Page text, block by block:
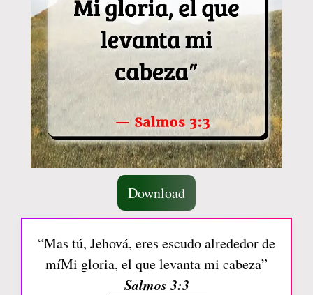
Download
“Mas tú, Jehová, eres escudo alrededor de
míMi gloria, el que levanta mi cabeza”
Salmos 3:3